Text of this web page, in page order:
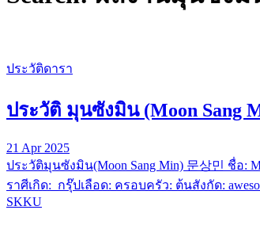
ประวัติดารา
ประวัติ มุนซังมิน (Moon Sang
21 Apr 2025
ประวัติมุนซังมิน(Moon Sang Min) 문상민 ชื่อ:
ราศีเกิด: กรุ๊ปเลือด: ครอบครัว: ต้นสังกัด:
SKKU